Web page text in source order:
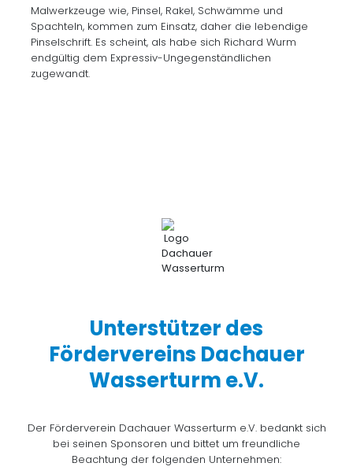
Malwerkzeuge wie, Pinsel, Rakel, Schwämme und
Spachteln, kommen zum Einsatz, daher die lebendige
Pinselschrift. Es scheint, als habe sich Richard Wurm
endgültig dem Expressiv-Ungegenständlichen
zugewandt.
Unterstützer des
Fördervereins Dachauer
Wasserturm e.V.
Der Förderverein Dachauer Wasserturm e.V. bedankt sich
bei seinen Sponsoren und bittet um freundliche
Beachtung der folgenden Unternehmen: